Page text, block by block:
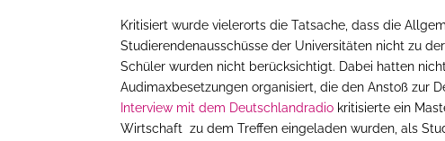
Kritisiert wurde vielerorts die Tatsache, dass die
Studierendenausschüsse der Universitäten nicht zu
Schüler wurden nicht berücksichtigt. Dabei hatten
Audimaxbesetzungen organisiert, die den Anstoß zur
Interview mit dem Deutschlandradio kritisierte ein
Wirtschaft zu dem Treffen eingeladen wurden, als